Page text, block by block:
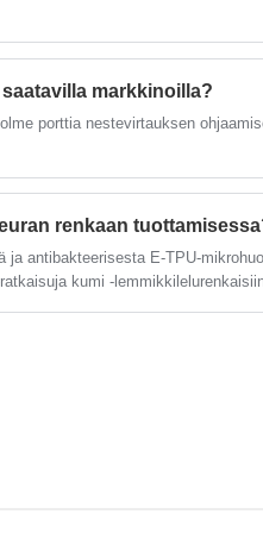
Nämä
valmistaa
markkinoilla?
porttia nestevirtauksen
renkaan
ja antibakteerisesta E-TPU-
kumi -